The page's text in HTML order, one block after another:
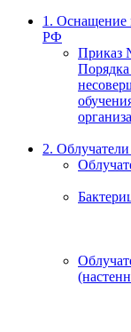
1. Оснащение
РФ
Приказ
2.